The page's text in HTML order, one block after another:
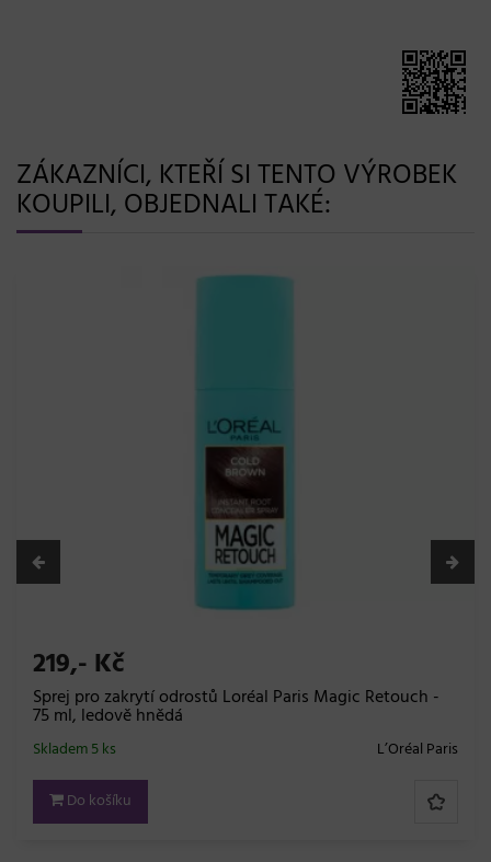
ZÁKAZNÍCI, KTEŘÍ SI TENTO VÝROBEK
KOUPILI, OBJEDNALI TAKÉ:
odrostů Loréal Paris Magic Retouch -
hnědá
Náhradní